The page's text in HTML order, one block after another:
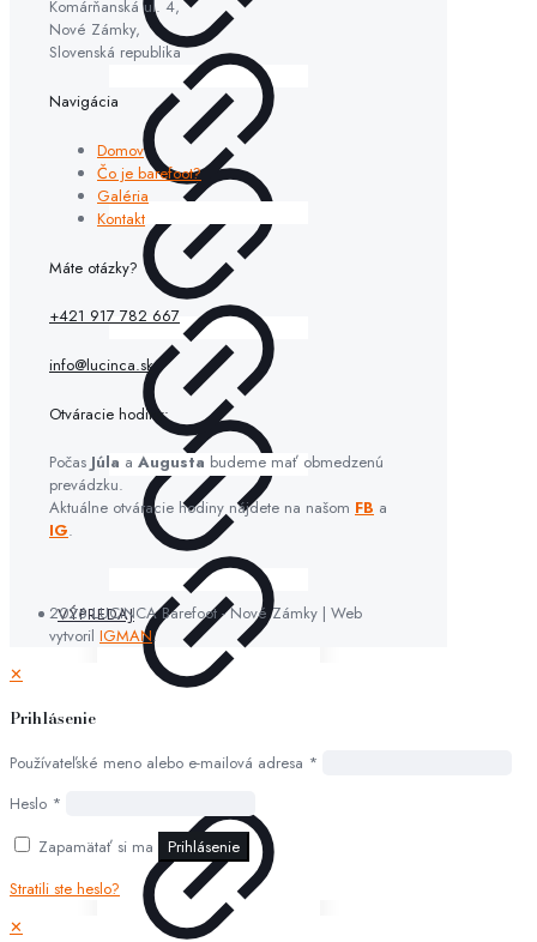
VÝPREDAJ
Komárňanská ul. 4,
Nové Zámky,
Slovenská republika
Navigácia
Domov
Čo je barefoot?
Galéria
Kontakt
Máte otázky?
+421 917 782 667
info@lucinca.sk
Otváracie hodiny:
Počas Júla a Augusta budeme mať obmedzenú
prevádzku.
Aktuálne otváracie hodiny nájdete na našom FB a
IG.
2026 LUCINCA Barefoot - Nové Zámky | Web
vytvoril IGMAN.
✕
Prihlásenie
Používateľské meno alebo e-mailová adresa *
Heslo *
Zapamätať si ma
Prihlásenie
Stratili ste heslo?
✕